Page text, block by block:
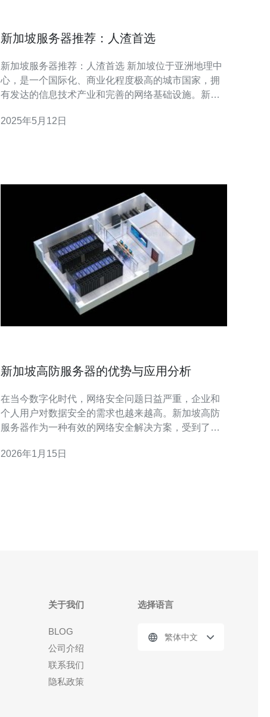
新加坡服务器推荐：人渣首选
新加坡服务器推荐：人渣首选 新加坡位于亚洲地理中
心，是一个国际化、商业化程度极高的城市国家，拥
有发达的信息技术产业和完善的网络基础设施。新加
务的需求。 人渣首选是一家专业的服务器提供商，拥
2025年5月12日
新加坡高防服务器的优势与应用分析
在当今数字化时代，网络安全问题日益严重，企业和
个人用户对数据安全的需求也越来越高。新加坡高防
服务器作为一种有效的网络安全解决方案，受到了广
其应用，帮助您更好地理解其价值。 首先，新加坡高
2026年1月15日
关于我们
BLOG
公司介绍
联系我们
隐私政策
选择语言
繁体中文